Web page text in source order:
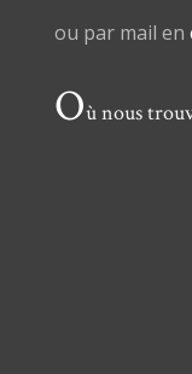
ou par mail en
Où nous